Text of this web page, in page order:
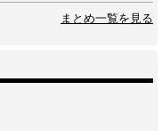
まとめ一覧を見る